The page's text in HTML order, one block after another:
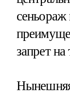
сеньораж
запрет